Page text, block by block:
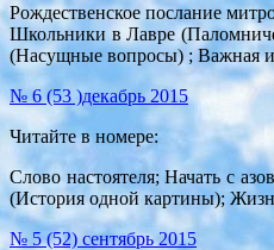
Рождественское послание
Школьники в Лавре
(Насущные вопросы) ; Важная
№ 6 (53 )декабрь 2015
Читайте в номере:
Слово настоятеля; Начать с
(История одной картины);
№ 5 (52) сентябрь 2015